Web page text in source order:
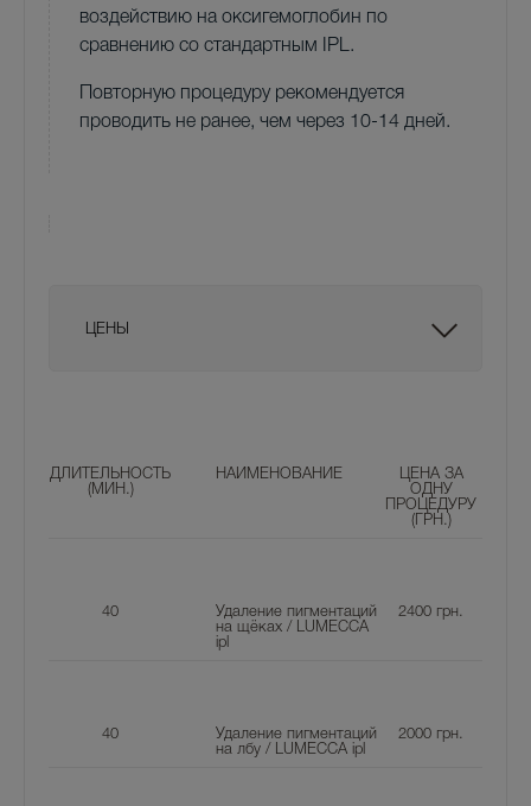
воздействию на оксигемоглобин по
сравнению со стандартным IPL.
Повторную процедуру рекомендуется
проводить не ранее, чем через 10-14 дней.
ЦЕНЫ
ДЛИТЕЛЬНОСТЬ
(МИН.)
НАИМЕНОВАНИЕ
ЦЕНА ЗА
ОДНУ
ПРОЦЕДУРУ
(ГРН.)
40
Удаление пигментаций
на щёках / LUMECCA
ipl
2400 грн.
40
Удаление пигментаций
на лбу / LUMECCA ipl
2000 грн.